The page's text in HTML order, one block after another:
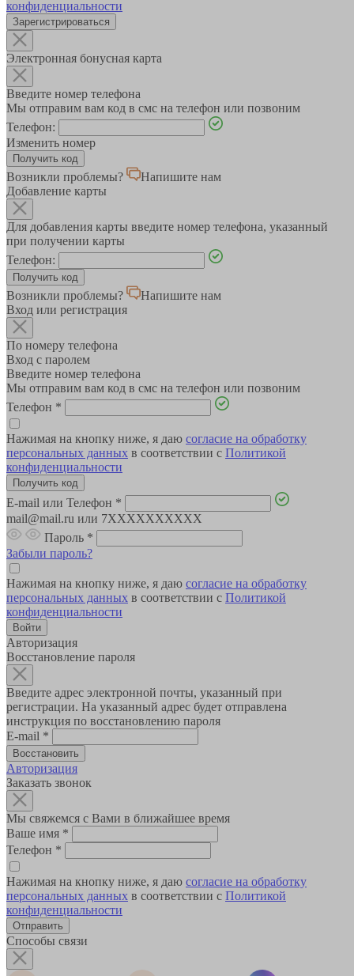
конфиденциальности
Зарегистрироваться
Электронная бонусная карта
Введите номер телефона
Мы отправим вам код в смс на телефон или позвоним
Телефон:
Изменить номер
Возникли проблемы?
Напишите нам
Добавление карты
Для добавления карты введите номер телефона, указанный
при получении карты
Телефон:
Возникли проблемы?
Напишите нам
Вход или регистрация
По номеру телефона
Вход с паролем
Введите номер телефона
Мы отправим вам код в смс на телефон или позвоним
Телефон *
Нажимая на кнопку ниже, я даю согласие на обработку
персональных данных в соответствии с Политикой
конфиденциальности
E-mail или Телефон *
mail@mail.ru или 7XXXXXXXXXX
Пароль *
Забыли пароль?
Нажимая на кнопку ниже, я даю согласие на обработку
персональных данных в соответствии с Политикой
конфиденциальности
Авторизация
Восстановление пароля
Введите адрес электронной почты, указанный при
регистрации. На указанный адрес будет отправлена
инструкция по восстановлению пароля
E-mail *
Авторизация
Заказать звонок
Мы свяжемся с Вами в ближайшее время
Ваше имя *
Телефон *
Нажимая на кнопку ниже, я даю согласие на обработку
персональных данных в соответствии с Политикой
конфиденциальности
Способы связи